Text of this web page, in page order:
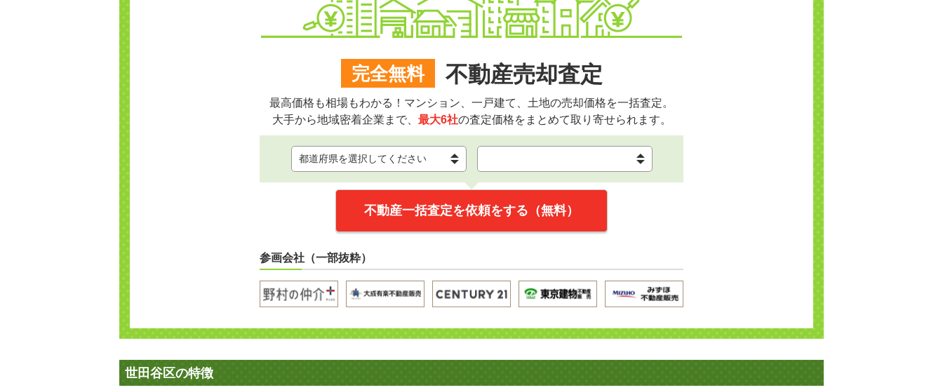
完全無料 不動産売却査定
最高価格も相場もわかる！マンション、一戸建て、土地の売却価格を一括査定。
大手から地域密着企業まで、 最大6社の査定価格をまとめて取り寄せられます。
不動産一括査定を依頼をする（無料）
参画会社（一部抜粋）
世田谷区の特徴